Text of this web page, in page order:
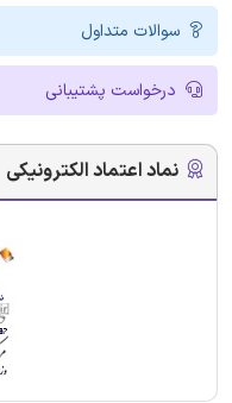
سوالات متداول
درخواست پشتیبانی
نماد اعتماد الکترونیکی